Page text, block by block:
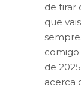
de tirar
que
comigo
de
acerca